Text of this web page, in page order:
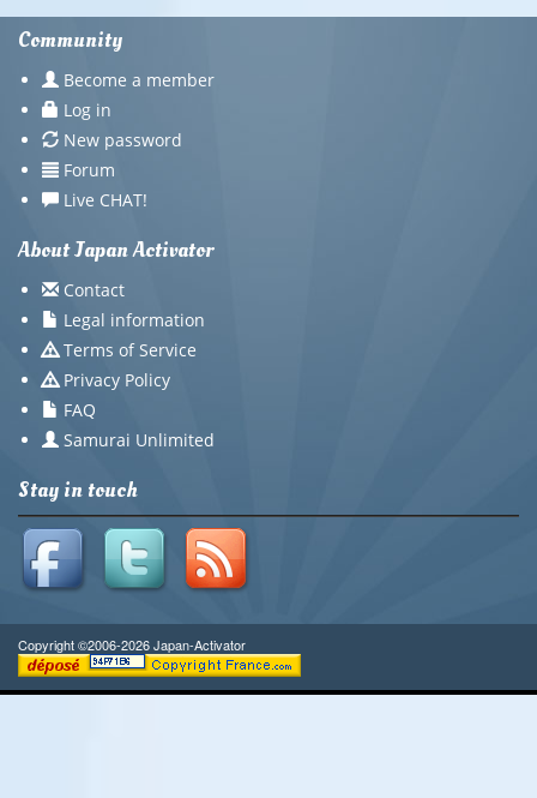
Community
Become a member
Log in
New password
Forum
Live CHAT!
About Japan Activator
Contact
Legal information
Terms of Service
Privacy Policy
FAQ
Samurai Unlimited
Stay in touch
Copyright ©2006-2026 Japan-Activator